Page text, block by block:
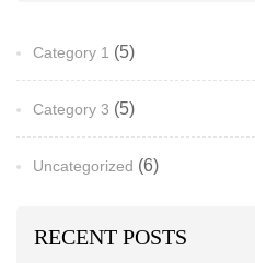
Category 1 (5)
Category 3 (5)
Uncategorized (6)
RECENT POSTS